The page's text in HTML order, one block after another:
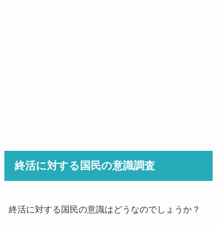
終活に対する国民の意識調査
終活に対する国民の意識はどうなのでしょうか？